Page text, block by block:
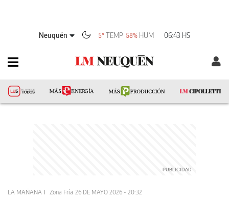
Neuquén 5° TEMP 58% HUM 06:43 HS
LA MAÑANA Zona Fría 26 DE MAYO 2026 - 20:32